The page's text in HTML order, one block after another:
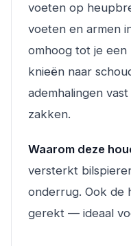
voeten op
voeten en armen
omhoog tot je
knieën naar
ademhalingen
zakken.
Waarom deze
versterkt
onderrug. Ook de
gerekt — ideaal